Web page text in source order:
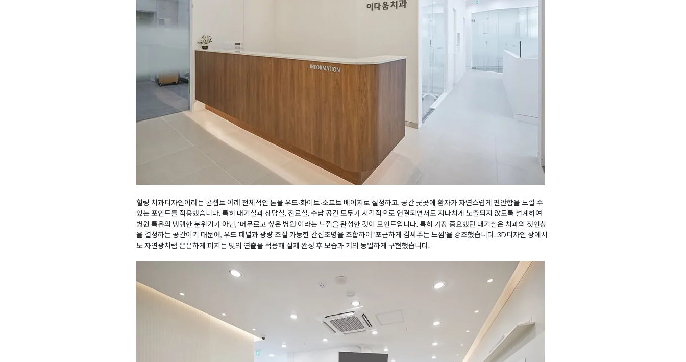
힐링 치과디자인이라는 콘셉트 아래 전체적인 톤을 우드·화이트·소프트 베이지로 설정하고, 공간 곳곳에 환자가 자연스럽게 편안함을 느낄 수
있는 포인트를 적용했습니다. 특히 대기실과 상담실, 진료실, 수납 공간 모두가 시각적으로 연결되면서도 지나치게 노출되지 않도록 설계하여
병원 특유의 냉랭한 분위기가 아닌, ‘머무르고 싶은 병원’이라는 느낌을 완성한 것이 포인트입니다. 특히 가장 중요했던 대기실은 치과의 첫인상
을 결정하는 공간이기 때문에, 우드 패널과 광량 조절 가능한 간접조명을 조합하여 ‘포근하게 감싸주는 느낌’을 강조했습니다. 3D디자인 상에서
도 자연광처럼 은은하게 퍼지는 빛의 연출을 적용해 실제 완성 후 모습과 거의 동일하게 구현했습니다.